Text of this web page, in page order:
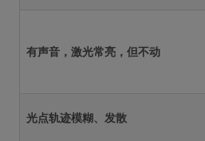
有声音，激光常亮，但不动
光点轨迹模糊、发散